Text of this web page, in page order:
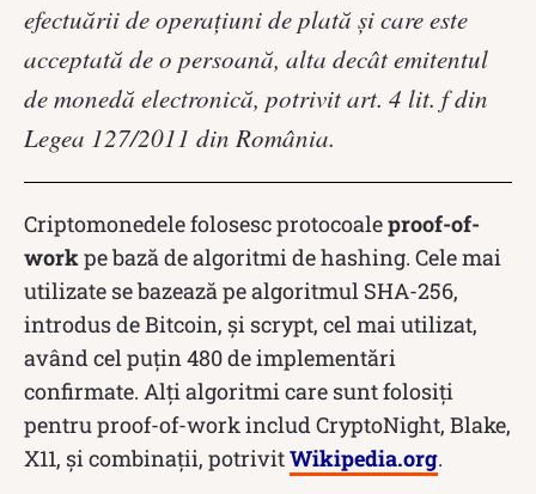
efectuării de operațiuni de plată și care este
acceptată de o persoană, alta decât emitentul
de monedă electronică, potrivit art. 4 lit. f din
Legea 127/2011 din România.
Criptomonedele folosesc protocoaleproof-of-
workpe bază de algoritmi de hashing. Cele mai
utilizate se bazează pe algoritmul SHA-256,
introdus de Bitcoin, și scrypt, cel mai utilizat,
având cel puțin 480 de implementări
confirmate. Alți algoritmi care sunt folosiți
pentru proof-of-work includ CryptoNight, Blake,
X11, și combinații, potrivitWikipedia.org.